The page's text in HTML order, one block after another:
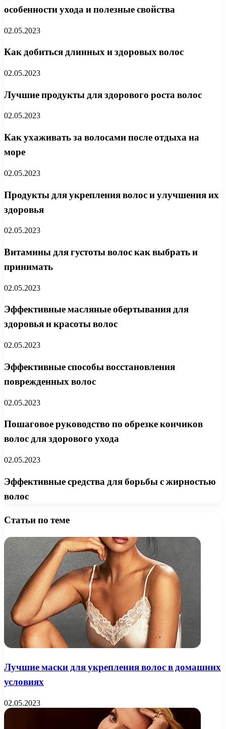
особенности ухода и полезные свойства
02.05.2023
Как добиться длинных и здоровых волос
02.05.2023
Лучшие продукты для здорового роста волос
02.05.2023
Как ухаживать за волосами после отдыха на
море
02.05.2023
Продукты для укрепления волос и улучшения их
здоровья
02.05.2023
Витамины для густоты волос как выбрать и
принимать
02.05.2023
Эффективные масляные обертывания для
здоровья и красоты волос
02.05.2023
Эффективные способы восстановления
поврежденных волос
02.05.2023
Пошаговое руководство по обрезке кончиков
волос для здорового ухода
02.05.2023
Эффективные средства для борьбы с жирностью
волос
Статьи по теме
Лучшие маски для укрепления волос в домашних
условиях
02.05.2023